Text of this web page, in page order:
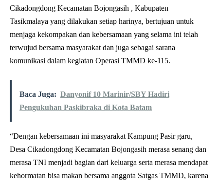
Cikadongdong Kecamatan Bojongasih , Kabupaten
Tasikmalaya yang dilakukan setiap harinya, bertujuan untuk
menjaga kekompakan dan kebersamaan yang selama ini telah
terwujud bersama masyarakat dan juga sebagai sarana
komunikasi dalam kegiatan Operasi TMMD ke-115.
Baca Juga: Danyonif 10 Marinir/SBY Hadiri
Pengukuhan Paskibraka di Kota Batam
“Dengan kebersamaan ini masyarakat Kampung Pasir garu,
Desa Cikadongdong Kecamatan Bojongasih merasa senang dan
merasa TNI menjadi bagian dari keluarga serta merasa mendapat
kehormatan bisa makan bersama anggota Satgas TMMD, karena